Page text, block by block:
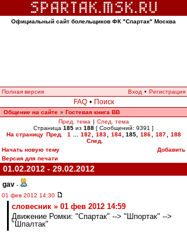
Официальный сайт болельщиков ФК "Спартак" Москва
Полная версия Вход • Регистрация
FAQ • Поиск
Общение на сайте » Гостевая книга ВВ
Пред. тема | След. тема
Страница 185 из 188 [ Сообщений: 9391 ]
На страницу Пред. 1 182 183 184 185, 186 187
188
След.
Начать новую тему
Добавить
Версия для печати
01.02.2012 - 29.02.2012
gav -
01 фев 2012 14:30
словесник » 01 фев 2012 14:59
Движение Ромки: "Спартак" --> "Шпортак" -->
"Шпалтак"